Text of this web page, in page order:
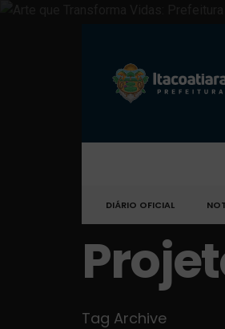
DIÁRIO OFICIAL
Tag Archive